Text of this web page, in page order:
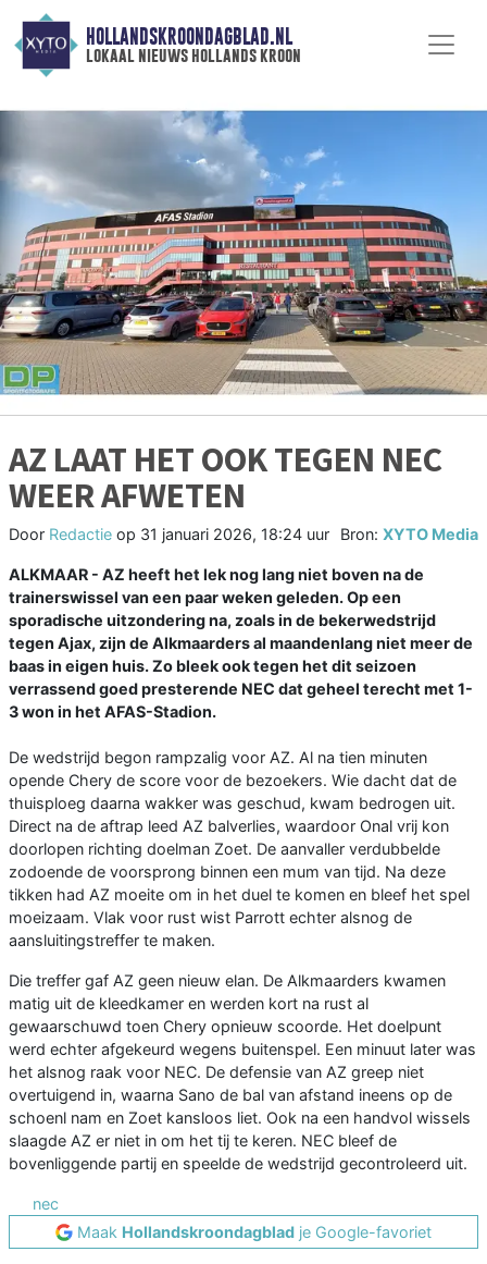
HOLLANDSKROONDAGBLAD.NL
lokaal nieuws hollands kroon
AZ LAAT HET OOK TEGEN NEC
WEER AFWETEN
Door Redactie op 31 januari 2026, 18:24 uur Bron: XYTO Media
ALKMAAR - AZ heeft het lek nog lang niet boven na de
trainerswissel van een paar weken geleden. Op een
sporadische uitzondering na, zoals in de bekerwedstrijd
tegen Ajax, zijn de Alkmaarders al maandenlang niet meer de
baas in eigen huis. Zo bleek ook tegen het dit seizoen
verrassend goed presterende NEC dat geheel terecht met 1-
3 won in het AFAS-Stadion.
De wedstrijd begon rampzalig voor AZ. Al na tien minuten
opende Chery de score voor de bezoekers. Wie dacht dat de
thuisploeg daarna wakker was geschud, kwam bedrogen uit.
Direct na de aftrap leed AZ balverlies, waardoor Onal vrij kon
doorlopen richting doelman Zoet. De aanvaller verdubbelde
zodoende de voorsprong binnen een mum van tijd. Na deze
tikken had AZ moeite om in het duel te komen en bleef het spel
moeizaam. Vlak voor rust wist Parrott echter alsnog de
aansluitingstreffer te maken.
Die treffer gaf AZ geen nieuw elan. De Alkmaarders kwamen
matig uit de kleedkamer en werden kort na rust al
gewaarschuwd toen Chery opnieuw scoorde. Het doelpunt
werd echter afgekeurd wegens buitenspel. Een minuut later was
het alsnog raak voor NEC. De defensie van AZ greep niet
overtuigend in, waarna Sano de bal van afstand ineens op de
schoenl nam en Zoet kansloos liet. Ook na een handvol wissels
slaagde AZ er niet in om het tij te keren. NEC bleef de
bovenliggende partij en speelde de wedstrijd gecontroleerd uit.
nec
Maak Hollandskroondagblad je Google-favoriet